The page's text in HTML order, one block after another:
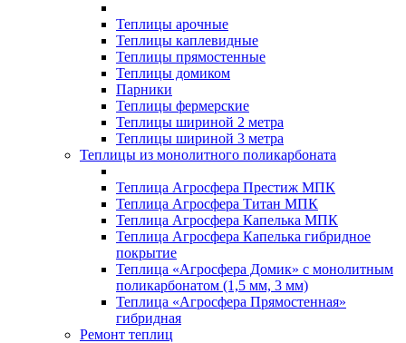
Теплицы арочные
Теплицы каплевидные
Теплицы прямостенные
Теплицы домиком
Парники
Теплицы фермерские
Теплицы шириной 2 метра
Теплицы шириной 3 метра
Теплицы из монолитного поликарбоната
Теплица Агросфера Престиж МПК
Теплица Агросфера Титан МПК
Теплица Агросфера Капелька МПК
Теплица Агросфера Капелька гибридное
покрытие
Теплица «Агросфера Домик» с монолитным
поликарбонатом (1,5 мм, 3 мм)
Теплица «Агросфера Прямостенная»
гибридная
Ремонт теплиц